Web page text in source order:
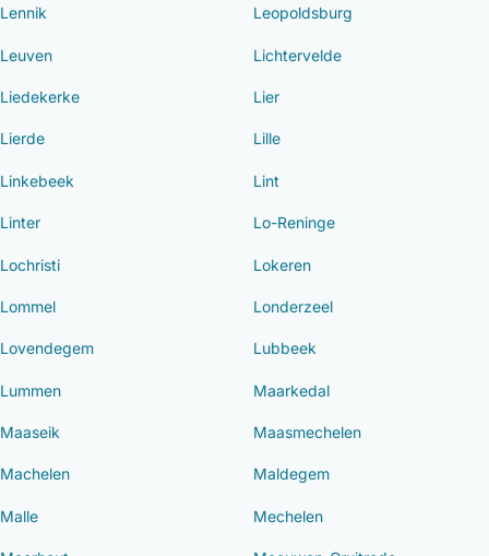
Lennik Leopoldsburg
Leuven Lichtervelde
Liedekerke Lier
Lierde Lille
Linkebeek Lint
Linter Lo-Reninge
Lochristi Lokeren
Lommel Londerzeel
Lovendegem Lubbeek
Lummen Maarkedal
Maaseik Maasmechelen
Machelen Maldegem
Malle Mechelen